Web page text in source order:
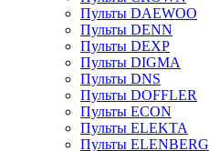
Пульты DAEWOO
Пульты DENN
Пульты DEXP
Пульты DIGMA
Пульты DNS
Пульты DOFFLER
Пульты ECON
Пульты ELEKTA
Пульты ELENBERG